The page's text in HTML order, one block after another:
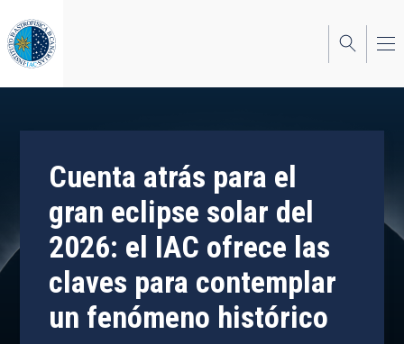
al
contenido
principal
Cuenta atrás para el
gran eclipse solar del
2026: el IAC ofrece las
claves para contemplar
un fenómeno histórico